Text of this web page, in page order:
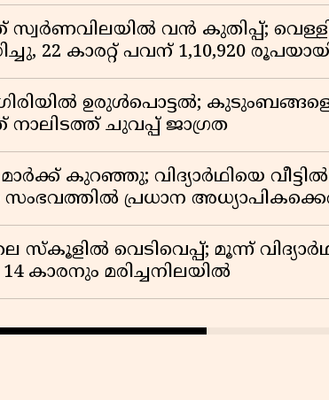
സ്വർണവിലയിൽ വൻ കുതിപ്പ്;
22 കാരറ്റ് പവന് 1,10,920
ഉരുൾപൊട്ടൽ; കുടുംബങ്ങളെ
ചുവപ്പ് ജാഗ്രത
കുറഞ്ഞു; വിദ്യാർഥിയെ വീട്ടിൽ
പ്രധാന
സ്‌കൂളിൽ വെടിവെപ്പ്; മൂന്ന്
കാരനും മരിച്ചനിലയിൽ